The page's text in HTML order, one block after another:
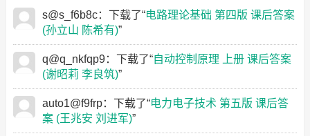
s@s_f6b8c：下载了“电路理论基础 第四版 课后答案
(孙立山 陈希有)”
q@q_nkfqp9：下载了“自动控制原理 上册 课后答案
(谢昭莉 李良筑)”
auto1@f9frp：下载了“电力电子技术 第五版 课后答
案 (王兆安 刘进军)”